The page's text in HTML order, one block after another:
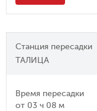
Станция пересадки
ТАЛИЦА
Время пересадки
от 03 ч 08 м